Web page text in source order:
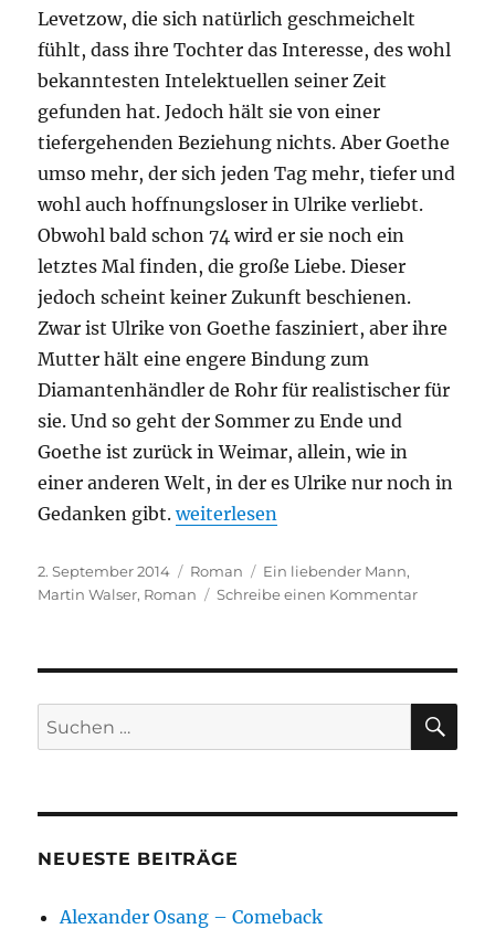
Levetzow, die sich natürlich geschmeichelt
fühlt, dass ihre Tochter das Interesse, des wohl
bekanntesten Intelektuellen seiner Zeit
gefunden hat. Jedoch hält sie von einer
tiefergehenden Beziehung nichts. Aber Goethe
umso mehr, der sich jeden Tag mehr, tiefer und
wohl auch hoffnungsloser in Ulrike verliebt.
Obwohl bald schon 74 wird er sie noch ein
letztes Mal finden, die große Liebe. Dieser
jedoch scheint keiner Zukunft beschienen.
Zwar ist Ulrike von Goethe fasziniert, aber ihre
Mutter hält eine engere Bindung zum
Diamantenhändler de Rohr für realistischer für
sie. Und so geht der Sommer zu Ende und
Goethe ist zurück in Weimar, allein, wie in
einer anderen Welt, in der es Ulrike nur noch in
Gedanken gibt.„Martin Walser – Ein liebender
weiterlesen
Veröffentlicht
am
2. September 2014 Kategorien
Roman Schlagwörter
Ein liebender Mann,
Martin Walser, Roman Schreibe einen Kommentarzu
liebender
Mann
Suchen
nach:
NEUESTE BEITRÄGE
Alexander Osang – Comeback